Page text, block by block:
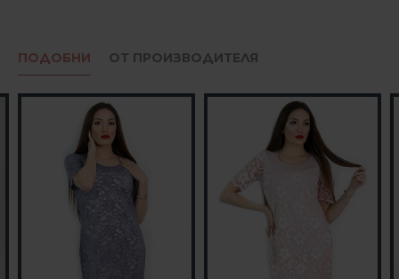
ПОДОБНИ ОТ ПРОИЗВОДИТЕЛЯ